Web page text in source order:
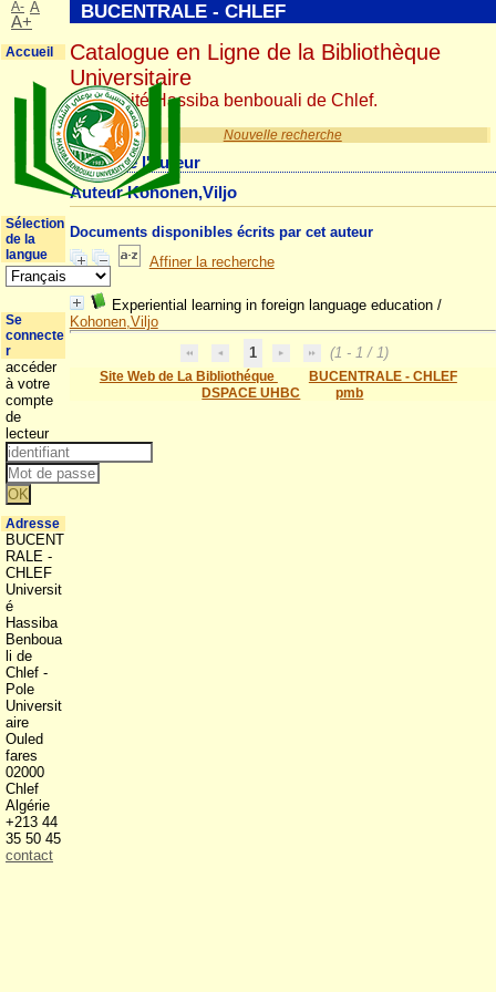
Nouvelle recherche
Détail de l'auteur
Auteur Kohonen,Viljo
Documents disponibles écrits par cet auteur
Affiner la recherche
Experiential learning in foreign language education/
Kohonen,Viljo
1
(1 - 1 / 1)
Site Web de La Bibliothéque
BUCENTRALE - CHLEF
DSPACE UHBC
pmb
BUCENTRALE - CHLEF
Catalogue en Ligne de la Bibliothèque
Universitaire
Université Hassiba benbouali de Chlef.
A- A
A+
Accueil
Sélection
de la
langue
Se
connecte
r
accéder
à votre
compte
de
lecteur
Adresse
BUCENT
RALE -
CHLEF
Universit
é
Hassiba
Benboua
li de
Chlef -
Pole
Universit
aire
Ouled
fares
02000
Chlef
Algérie
+213 44
35 50 45
contact